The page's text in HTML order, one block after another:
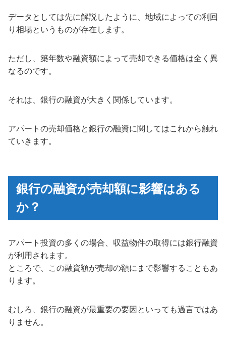
データとしては先に解説したように、地域によっての利回
り相場というものが存在します。
ただし、築年数や融資額によって売却できる価格は全く異
なるのです。
それは、銀行の融資が大きく関係しています。
アパートの売却価格と銀行の融資に関してはこれから触れ
ていきます。
銀行の融資が売却額に影響はある
か？
アパート投資の多くの場合、収益物件の取得には銀行融資
が利用されます。
ところで、この融資額が売却の額にまで影響することもあ
ります。
むしろ、銀行の融資が最重要の要因といっても過言ではあ
りません。